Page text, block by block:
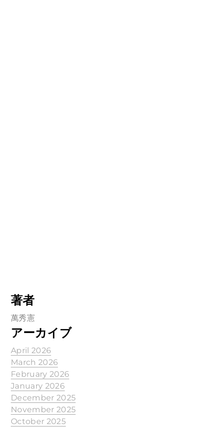
著者
萬秀憲
アーカイブ
April 2026
March 2026
February 2026
January 2026
December 2025
November 2025
October 2025